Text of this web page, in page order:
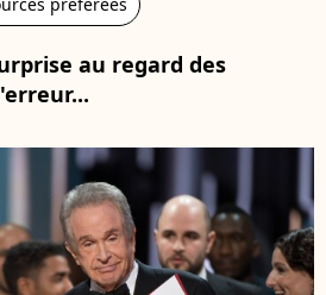
au regard des